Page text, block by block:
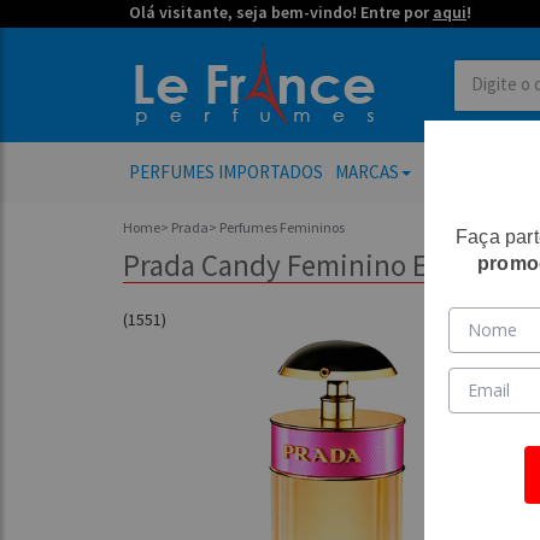
Olá visitante, seja bem-vindo! Entre poraqui!
PERFUMES IMPORTADOS MARCAS PERFUMES
Home> Prada> Perfumes Femininos
Prada Candy Feminino Eau de
(1551)
Faça